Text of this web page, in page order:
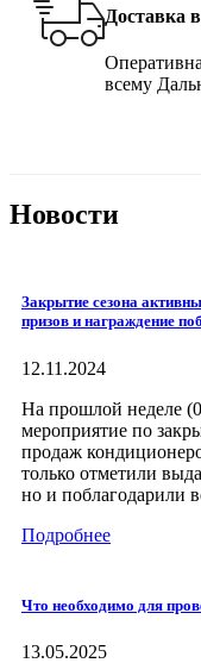
Доставка
всему
Новости
Закрытие сезона
призов и награждение
12.11.2024
На прошлой неделе
мероприятие по
продаж
только отметили
но и поблагодарили
Подробнее
Что необходимо для
13.05.2025